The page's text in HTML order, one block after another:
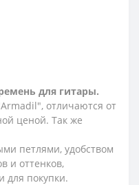
для гитары.
отличаются от
ценой. Так же
петлями, удобством
и оттенков,
для покупки.